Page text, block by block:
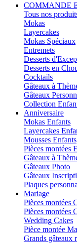
COMMANDE
Tous nos
Mokas
Layercakes
Mokas Spéciaux
Entremets
Desserts
Desserts en
Cocktails
Gâteaux à
Gâteaux
Collection
Anniversaire
Mokas Enfants
Layercakes
Mousses Enfants
Pièces montées
Gâteaux à
Gâteaux Photo
Gâteaux
Plaques
Mariage
Pièces montées
Pièces montées
Wedding Cakes
Pièce montée
Grands gâteaux